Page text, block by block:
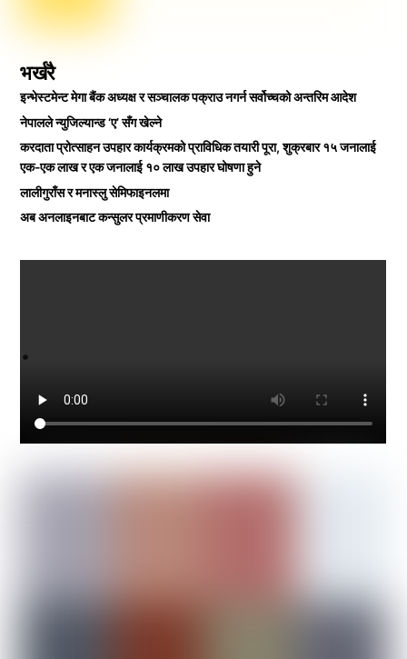
भर्खरै
इन्भेस्टमेन्ट मेगा बैंक अध्यक्ष र सञ्चालक पक्राउ नगर्न सर्वोच्चको अन्तरिम आदेश
नेपालले न्युजिल्यान्ड ‘ए’ सँग खेल्ने
करदाता प्रोत्साहन उपहार कार्यक्रमको प्राविधिक तयारी पूरा, शुक्रबार १५ जनालाई
एक-एक लाख र एक जनालाई १० लाख उपहार घोषणा हुने
लालीगुराँस र मनास्लु सेमिफाइनलमा
अब अनलाइनबाट कन्सुलर प्रमाणीकरण सेवा